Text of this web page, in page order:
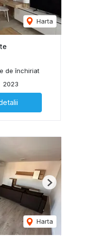
Harta
de închiriat
2023
Harta
Next